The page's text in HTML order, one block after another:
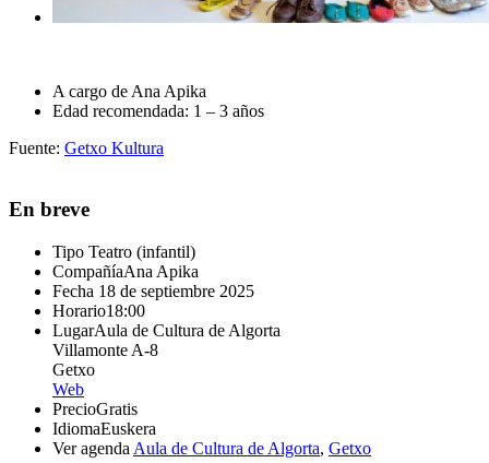
A cargo de Ana Apika
Edad recomendada: 1 – 3 años
Fuente: Getxo Kultura
En breve
Tipo Teatro (infantil)
CompañíaAna Apika
Fecha 18 de septiembre 2025
Horario18:00
LugarAula de Cultura de Algorta
Villamonte A-8
Getxo
Web
PrecioGratis
IdiomaEuskera
Ver agenda Aula de Cultura de Algorta, Getxo